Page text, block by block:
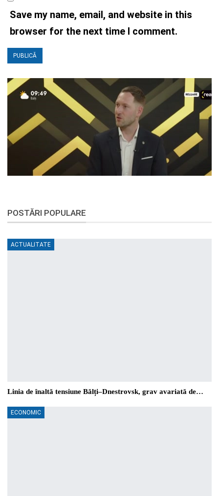
Save my name, email, and website in this
browser for the next time I comment.
POSTĂRI POPULARE
ACTUALITATE
Linia de înaltă tensiune Bălți–Dnestrovsk, grav avariată de…
ECONOMIC